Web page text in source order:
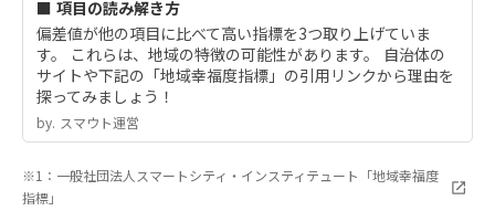
■ 項目の読み解き方
偏差値が他の項目に比べて高い指標を3つ取り上げていま
す。 これらは、地域の特徴の可能性があります。 自治体の
サイトや下記の「地域幸福度指標」の引用リンクから理由を
探ってみましょう！
by.︎ スマウト運営
※1：一般社団法人スマートシティ・インスティテュート「地域幸福度
指標」